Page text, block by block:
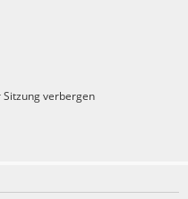
verbergen